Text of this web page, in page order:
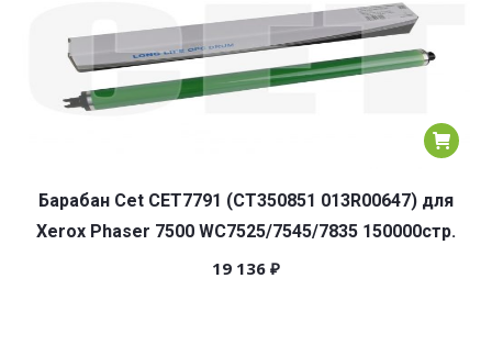
Барабан Cet CET7791 (CT350851 013R00647) для
Xerox Phaser 7500 WC7525/7545/7835 150000стр.
19 136 ₽